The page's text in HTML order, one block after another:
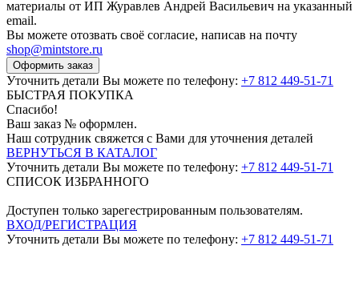
материалы от ИП Журавлев Андрей Васильевич на указанный
email.
Вы можете отозвать своё согласие, написав на почту
shop@mintstore.ru
Оформить заказ
Уточнить детали Вы можете по телефону: +7 812 449-51-71
БЫСТРАЯ ПОКУПКА
Спасибо!
Ваш заказ № оформлен.
Наш сотрудник свяжется с Вами для уточнения деталей
ВЕРНУТЬСЯ В КАТАЛОГ
Уточнить детали Вы можете по телефону: +7 812 449-51-71
СПИСОК ИЗБРАННОГО
Доступен только зарегестрированным пользователям.
ВХОД/РЕГИСТРАЦИЯ
Уточнить детали Вы можете по телефону: +7 812 449-51-71